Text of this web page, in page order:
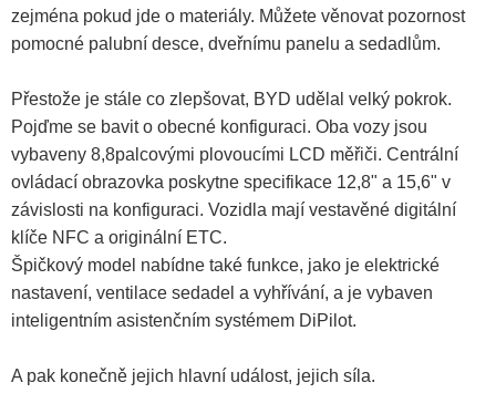
zejména pokud jde o materiály. Můžete věnovat pozornost
pomocné palubní desce, dveřnímu panelu a sedadlům.
Přestože je stále co zlepšovat, BYD udělal velký pokrok.
Pojďme se bavit o obecné konfiguraci. Oba vozy jsou
vybaveny 8,8palcovými plovoucími LCD měřiči. Centrální
ovládací obrazovka poskytne specifikace 12,8" a 15,6" v
závislosti na konfiguraci. Vozidla mají vestavěné digitální
klíče NFC a originální ETC.
Špičkový model nabídne také funkce, jako je elektrické
nastavení, ventilace sedadel a vyhřívání, a je vybaven
inteligentním asistenčním systémem DiPilot.
A pak konečně jejich hlavní událost, jejich síla.